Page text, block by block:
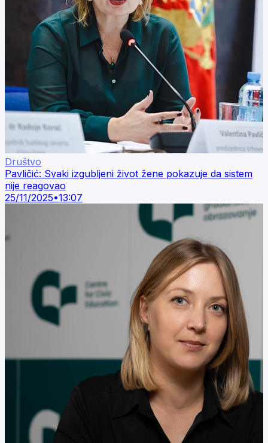
Društvo
Pavličić: Svaki izgubljeni život žene pokazuje da sistem
nije reagovao
25/11/2025•13:07